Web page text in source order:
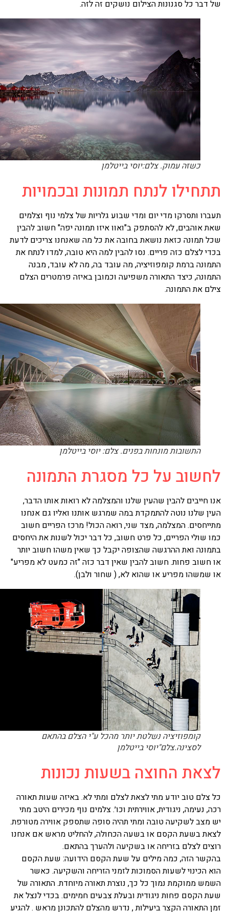
דבר כל סגנונות הצילום נושקים זה לזה.
כשזה עמוק. צלם:יוסי בייטלמן
לנתח תמונות ובכמויות
ותסרקו מדי יום ומדי שבוע גלריות של צלמי נוף וצלמים
אוהבים, לא להסתפק ב"ואוו איזו תמונה יפה" חשוב להבין
תמונה כזאת נושאת בחובה את כל מה שאנחנו צריכים לדעת
לצלם כזה פריים. נסו להבין למה היא טובה, למדו לנתח את
ברמת קומפוזיציה, מה עובד בה, מה לא עובד, מבנה
כיצד התאורה משפיעה וכמובן באיזה פרמטרים הצלם
את התמונה.
התשובות מונחות בפנים. צלם: יוסי בייטלמן
על כל מסגרת התמונה
חייבים להבין שהעין שלנו והמצלמה לא רואות אותו הדבר,
שלנו נוטה להתמקדת במה שמרגש אותנו ואליו גם אנחנו
המצלמה, מצד שני, רואה הכול! מרכז הפריים חשוב
שולי הפריים, כל פרט חשוב, כל דבר יכול לשנות את היחסים
ואת ההרגשה שהצופה יקבל כך שאין משהו חשוב יותר
חשוב פחות. חשוב להבין שאין דבר כזה "זה כמעט לא מפריע"
שמשהו מפריע או שהוא לא, ( שחור ולבן).
קומפוזיציה נשלטת יותר מהכל ע"י הצלם בהתאם
לסצינה.צלם"יוסי בייטלמן
החוצה בשעות נכונות
צלם טוב יודע מתי לצאת לצלם ומתי לא. באיזה שעות תאורה
נעימה, ניגודית, אווירתית וכו׳. צלמים נוף מכירים היטב מתי
מצב לשקיעה טובה ומתי תהיה סופה שתספק אווירה מטורפת.
בשעת הקסם או בשעה הכחולה, להחליט מראש אם אנחנו
לצלם בזריחה או בשקיעה ולהערך בהתאם.
הזה, כמה מילים על שעת הקסם הידועה: שעת הקסם
הכינוי לשעות הסמוכות לזמני הזריחה והשקיעה. כאשר
ממוקמת נמוך כל כך, נוצרת תאורה מיוחדת. התאורה של
הקסם פחות ניגודית ובעלת צבעים חמימים. בכדי לנצל את
התאורה הקצר ביעילות , נדרש מהצלם להתכונן מראש . להגיע